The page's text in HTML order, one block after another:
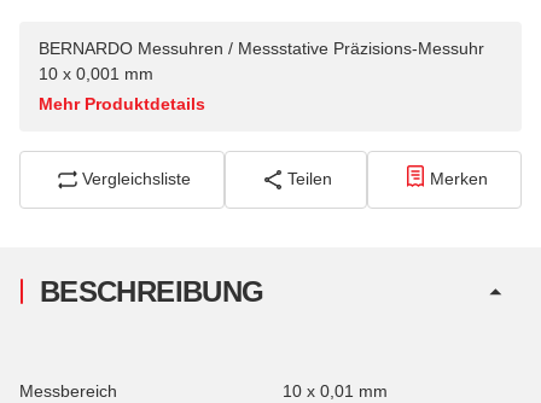
BERNARDO Messuhren / Messstative Präzisions-Messuhr
10 x 0,001 mm
Mehr Produktdetails
Vergleichsliste Teilen Merken
BESCHREIBUNG
Messbereich 10 x 0,01 mm